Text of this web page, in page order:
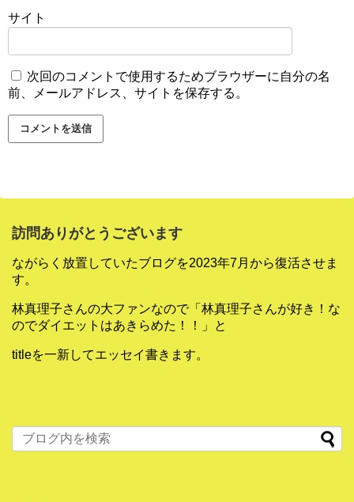
サイト
次回のコメントで使用するためブラウザーに自分の名
前、メールアドレス、サイトを保存する。
訪問ありがとうございます
ながらく放置していたブログを2023年7月から復活させま
す。
林真理子さんの大ファンなので「林真理子さんが好き！な
のでダイエットはあきらめた！！」と
titleを一新してエッセイ書きます。